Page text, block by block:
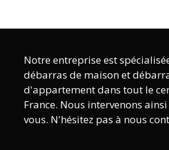
Notre entreprise est
débarras de maison et
d'appartement dans tout le
France. Nous intervenons
vous. N'hésitez pas à nous